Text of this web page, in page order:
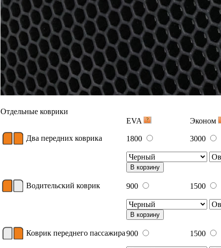
Отдельные коврики
EVA
Эконом
Два передних коврика 1800 3000
В корзину
Водительский коврик 900 1500
В корзину
Коврик переднего пассажира900 1500